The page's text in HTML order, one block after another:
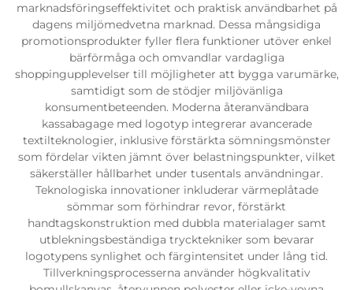
marknadsföringseffektivitet och praktisk användbarhet på
dagens miljömedvetna marknad. Dessa mångsidiga
promotionsprodukter fyller flera funktioner utöver enkel
bärförmåga och omvandlar vardagliga
shoppingupplevelser till möjligheter att bygga varumärke,
samtidigt som de stödjer miljövänliga
konsumentbeteenden. Moderna återanvändbara
kassabagage med logotyp integrerar avancerade
textilteknologier, inklusive förstärkta sömningsmönster
som fördelar vikten jämnt över belastningspunkter, vilket
säkerställer hållbarhet under tusentals användningar.
Teknologiska innovationer inkluderar värmeplåtade
sömmar som förhindrar revor, förstärkt
handtagskonstruktion med dubbla materialager samt
utblekningsbeständiga trycktekniker som bevarar
logotypens synlighet och färgintensitet under lång tid.
Tillverkningsprocesserna använder högkvalitativ